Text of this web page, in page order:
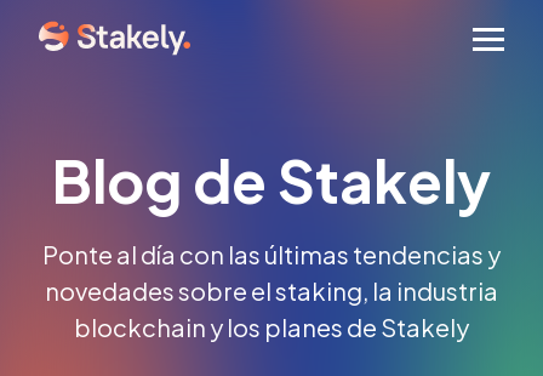
Blog de Stakely
Ponte al día con las últimas tendencias y
novedades sobre el staking, la industria
blockchain y los planes de Stakely